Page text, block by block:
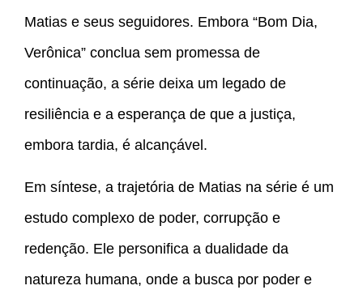
Matias e seus seguidores. Embora “Bom Dia,
Verônica” conclua sem promessa de
continuação, a série deixa um legado de
resiliência e a esperança de que a justiça,
embora tardia, é alcançável.
Em síntese, a trajetória de Matias na série é um
estudo complexo de poder, corrupção e
redenção. Ele personifica a dualidade da
natureza humana, onde a busca por poder e